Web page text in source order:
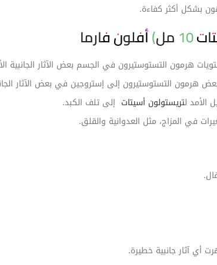
بشكل أكثر كفاءة.
هرمون التستوستيرون في الجسم بعض الآثار الجانبية
التستوستيرون إلى إستروجين في بعض الآثار
الأمد لتريستولون أسيتات إلى تلف الكبد.
في المزاج، مثل العدوانية والقلق.
أي آثار جانبية خطيرة.